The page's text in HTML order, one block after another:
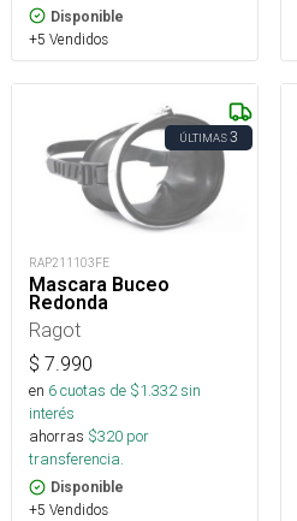
Disponible
+5 Vendidos
ÚLTIMAS3
RAP211103FE
Mascara Buceo
Redonda
Ragot
$ 7.990
en 6cuotas de $1.332sin
interés
ahorras $320 por
transferencia.
Disponible
+5 Vendidos